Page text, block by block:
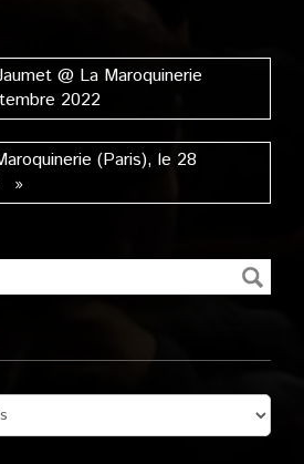
@ La Maroquinerie
2022
(Paris), le 28
»